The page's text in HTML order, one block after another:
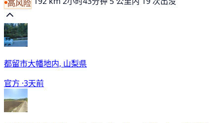
高风险
都留市大幡地内, 山梨県
官方 ·3天前